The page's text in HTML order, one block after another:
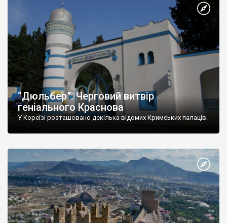
“Дюльбер”. Черговий витвір
геніального Краснова
У Кореїзі розташовано декілька відомих Кримських палаців.